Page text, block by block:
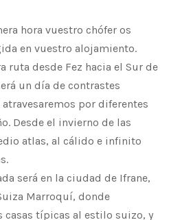
hora vuestro chófer os
en vuestro alojamiento.
ruta desde Fez hacia el Sur de
un día de contrastes
por diferentes
Desde el invierno de las
atlas, al cálido e infinito
será en la ciudad de Ifrane,
Marroquí, donde
casas típicas al estilo suizo, y